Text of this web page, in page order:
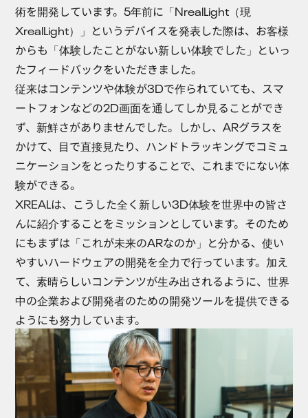
術を開発しています。5年前に「NrealLight（現
XrealLight）」というデバイスを発表した際は、お客様
からも「体験したことがない新しい体験でした」といっ
たフィードバックをいただきました。
従来はコンテンツや体験が3Dで作られていても、スマ
ートフォンなどの2D画面を通してしか見ることができ
ず、新鮮さがありませんでした。しかし、ARグラスを
かけて、目で直接見たり、ハンドトラッキングでコミュ
ニケーションをとったりすることで、これまでにない体
験ができる。
XREALは、こうした全く新しい3D体験を世界中の皆さ
んに紹介することをミッションとしています。そのため
にもまずは「これが未来のARなのか」と分かる、使い
やすいハードウェアの開発を全力で行っています。加え
て、素晴らしいコンテンツが生み出されるように、世界
中の企業および開発者のための開発ツールを提供できる
ようにも努力しています。